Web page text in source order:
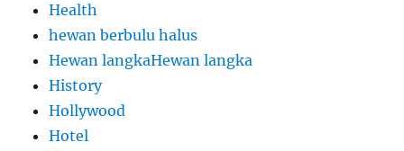
Health
hewan berbulu halus
Hewan langkaHewan langka
History
Hollywood
Hotel